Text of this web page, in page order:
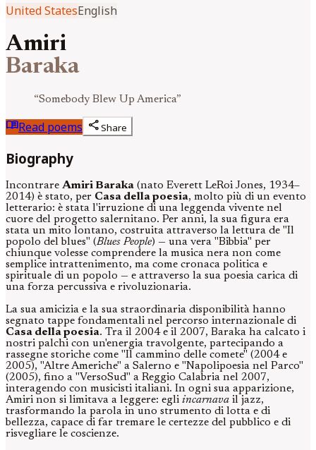
United StatesEnglish
Amiri
Baraka
“Somebody Blew Up America”
menu_bookRead poems shareShare
Biography
Incontrare Amiri Baraka (nato Everett LeRoi Jones, 1934–
2014) è stato, per Casa della poesia, molto più di un evento
letterario: è stata l'irruzione di una leggenda vivente nel
cuore del progetto salernitano. Per anni, la sua figura era
stata un mito lontano, costruita attraverso la lettura de "Il
popolo del blues" (Blues People) — una vera "Bibbia" per
chiunque volesse comprendere la musica nera non come
semplice intrattenimento, ma come cronaca politica e
spirituale di un popolo — e attraverso la sua poesia carica di
una forza percussiva e rivoluzionaria.
La sua amicizia e la sua straordinaria disponibilità hanno
segnato tappe fondamentali nel percorso internazionale di
Casa della poesia. Tra il 2004 e il 2007, Baraka ha calcato i
nostri palchi con un'energia travolgente, partecipando a
rassegne storiche come "Il cammino delle comete" (2004 e
2005), "Altre Americhe" a Salerno e "Napolipoesia nel Parco"
(2005), fino a "VersoSud" a Reggio Calabria nel 2007,
interagendo con musicisti italiani. In ogni sua apparizione,
Amiri non si limitava a leggere: egli incarnava il jazz,
trasformando la parola in uno strumento di lotta e di
bellezza, capace di far tremare le certezze del pubblico e di
risvegliare le coscienze.